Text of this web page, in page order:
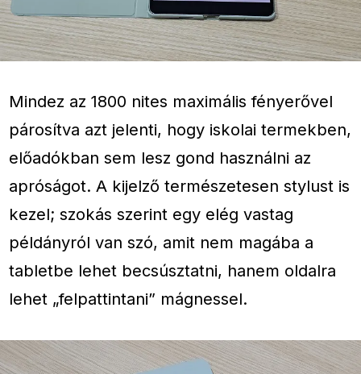
Mindez az 1800 nites maximális fényerővel
párosítva azt jelenti, hogy iskolai termekben,
előadókban sem lesz gond használni az
apróságot. A kijelző természetesen stylust is
kezel; szokás szerint egy elég vastag
példányról van szó, amit nem magába a
tabletbe lehet becsúsztatni, hanem oldalra
lehet „felpattintani” mágnessel.